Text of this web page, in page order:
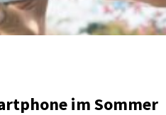
im Sommer